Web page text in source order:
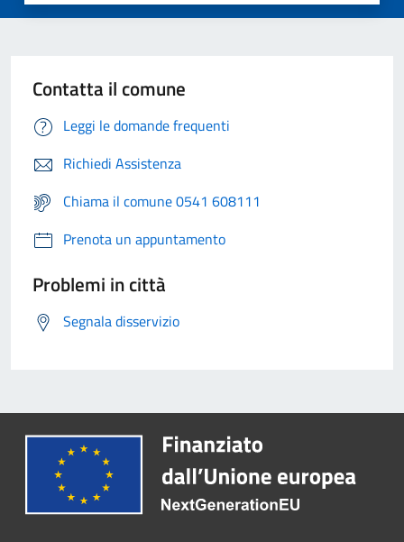
Contatta il comune
Leggi le domande frequenti
Richiedi Assistenza
Chiama il comune 0541 608111
Prenota un appuntamento
Problemi in città
Segnala disservizio